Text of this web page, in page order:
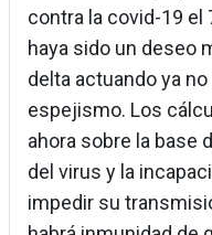
contra la covid-19 el
haya sido un deseo
delta actuando ya
espejismo. Los
ahora sobre la base
del virus y la
impedir su